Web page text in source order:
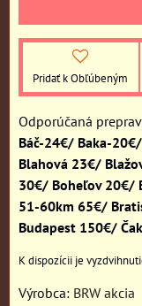
Pridať k Obľúbeným
Báč-24€/ Baka-
Blahová 23€/
30€/ Boheľov 20€/
51-60km 65€/
Budapest 150€/
Výrobca: BRW akcia